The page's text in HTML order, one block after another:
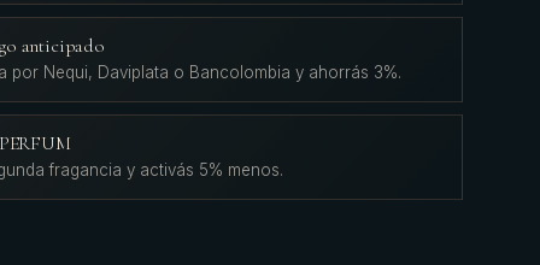
anticipado
por Nequi, Daviplata o Bancolombia y ahorrás 3%.
fragancia y activás 5% menos.